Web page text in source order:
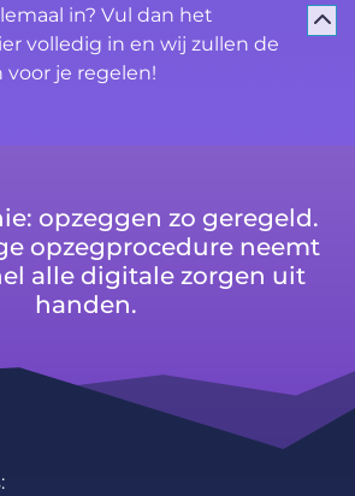
in? Vul dan het
volledig in en wij zullen de
je regelen!
opzeggen zo geregeld.
opzegprocedure neemt
alle digitale zorgen uit
handen.